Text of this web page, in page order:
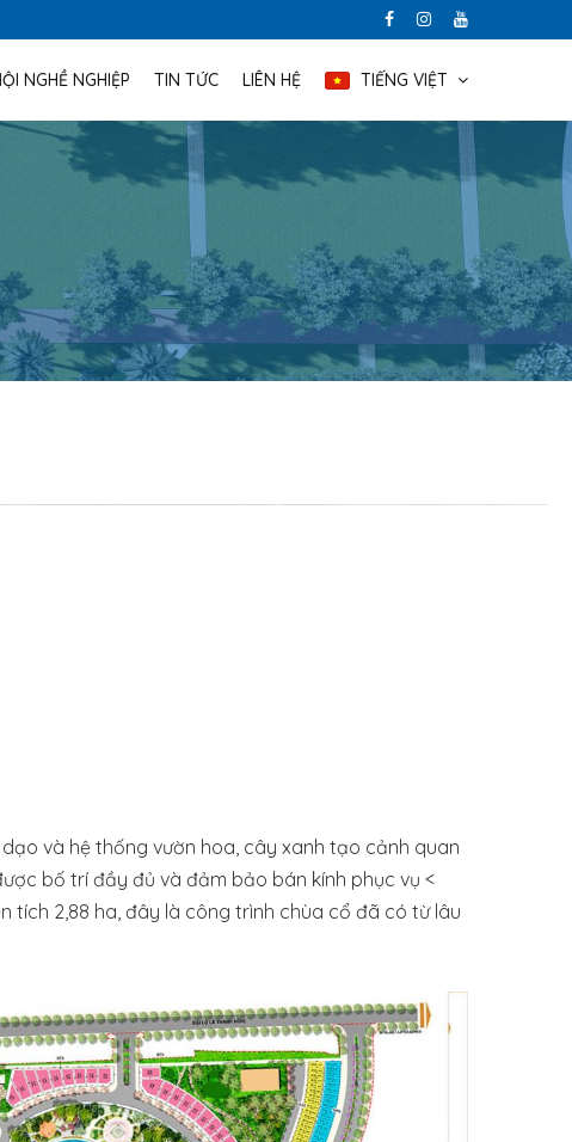
NGHỀ NGHIỆP TIN TỨC LIÊN HỆ TIẾNG VIỆT
và hệ thống vườn hoa, cây xanh tạo cảnh quan
bố trí đầy đủ và đảm bảo bán kính phục vụ <
tích 2,88 ha, đây là công trình chùa cổ đã có từ lâu